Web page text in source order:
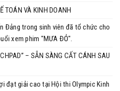
TOÁN VÀ KINH DOANH
Đảng trong sinh viên đã tổ chức cho
xem phim "MƯA ĐỎ".
– SẴN SÀNG CẤT CÁNH SAU
đạt giải cao tại Hội thi Olympic Kinh